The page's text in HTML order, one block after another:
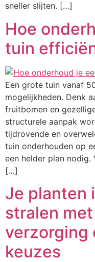
sneller slijten. […]
Hoe
tuin
Een grote tuin vanaf
mogelijkheden. Denk
fruitbomen en
structurele aanpak
tijdrovende en
tuin onderhouden op
een helder plan
[…]
Je planten
stralen
verzorging
keuzes